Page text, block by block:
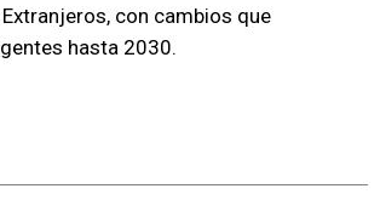
con cambios que
hasta 2030.